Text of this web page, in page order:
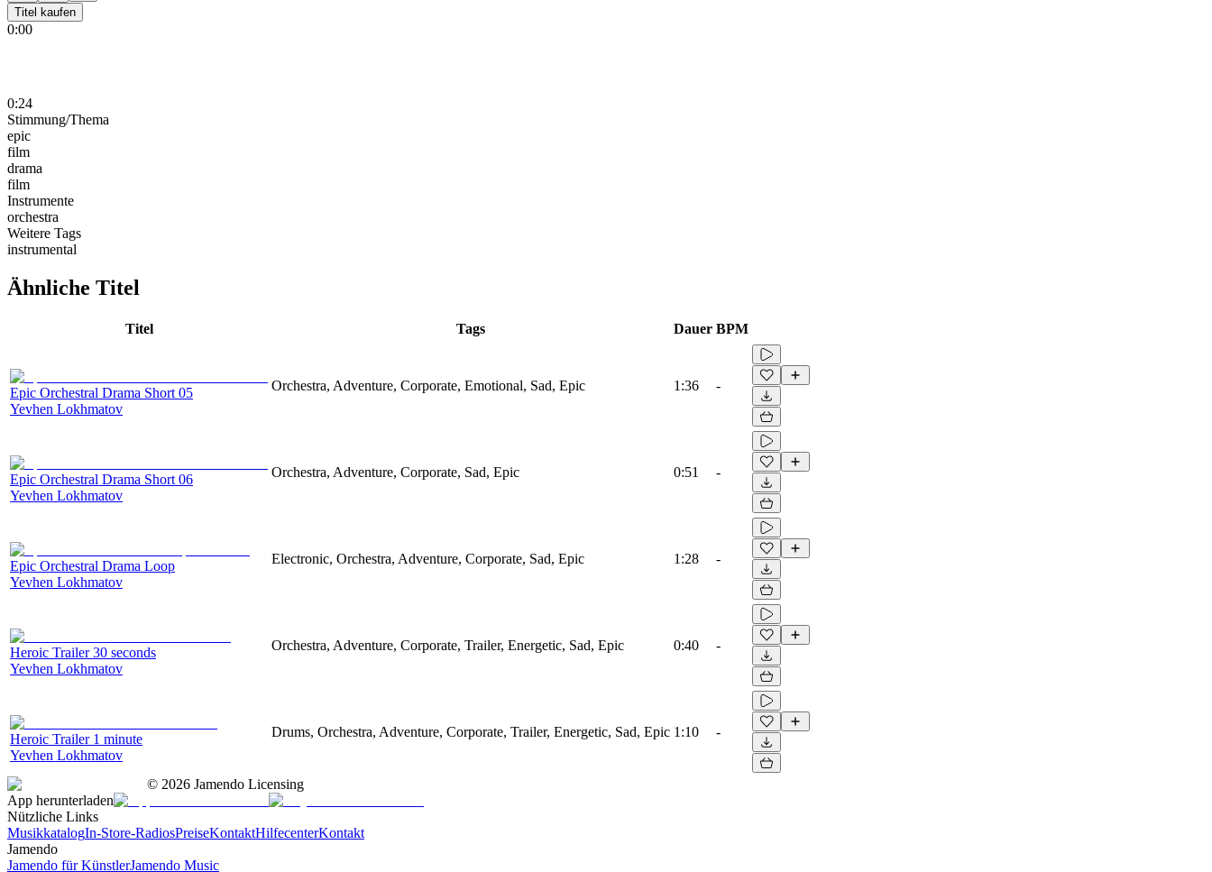
Titel kaufen
0:00
0:24
Stimmung/Thema
epic
film
drama
film
Instrumente
orchestra
Weitere Tags
instrumental
Ähnliche Titel
Titel Tags Dauer BPM
Epic Orchestral Drama Short 05
Yevhen Lokhmatov
Orchestra, Adventure, Corporate, Emotional, Sad, Epic 1:36 -
Epic Orchestral Drama Short 06
Yevhen Lokhmatov
Orchestra, Adventure, Corporate, Sad, Epic 0:51 -
Epic Orchestral Drama Loop
Yevhen Lokhmatov
Electronic, Orchestra, Adventure, Corporate, Sad, Epic 1:28 -
Heroic Trailer 30 seconds
Yevhen Lokhmatov
Orchestra, Adventure, Corporate, Trailer, Energetic, Sad, Epic 0:40 -
Heroic Trailer 1 minute
Yevhen Lokhmatov
Drums, Orchestra, Adventure, Corporate, Trailer, Energetic, Sad, Epic 1:10 -
© 2026 Jamendo Licensing
App herunterladen
Nützliche Links
MusikkatalogIn-Store-RadiosPreiseKontaktHilfecenterKontakt
Jamendo
Jamendo für KünstlerJamendo Music